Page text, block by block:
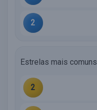
2
Estrelas mais comuns
2